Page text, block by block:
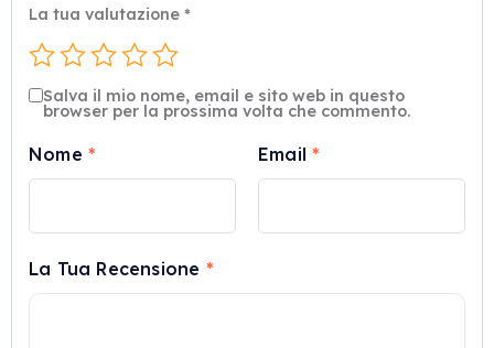
La tua valutazione *
La Tua Recensione *
Nome * Email*
Salva il mio nome, email e sito web in questo
browser per la prossima volta che commento.